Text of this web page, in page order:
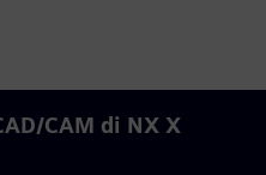
CAM di NX X